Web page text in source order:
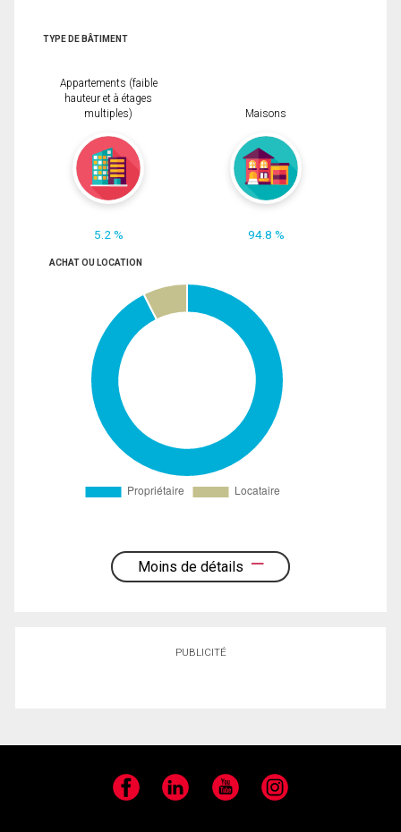
TYPE DE BÂTIMENT
Appartements (faible
hauteur et à étages
multiples)
5.2 %
Maisons
94.8 %
ACHAT OU LOCATION
Moins de détails
PUBLICITÉ
Facebook LinkedIn YouTube Instagram